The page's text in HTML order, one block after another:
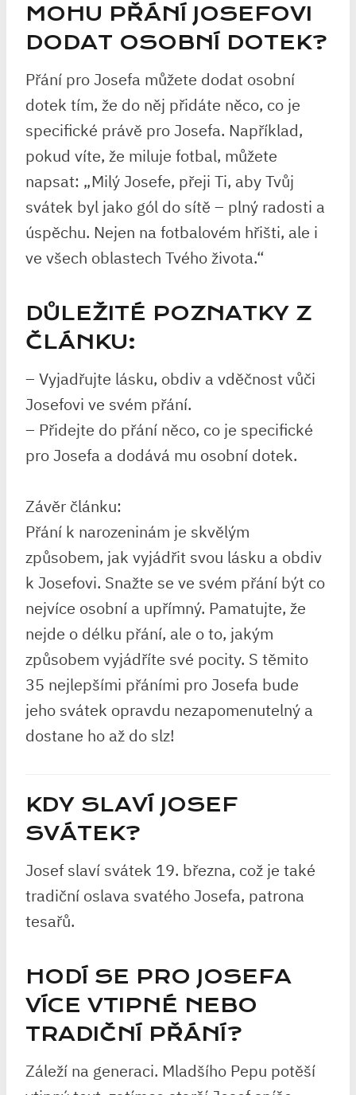
MOHU PŘÁNÍ JOSEFOVI
DODAT OSOBNÍ DOTEK?
Přání pro Josefa můžete dodat osobní
dotek tím, že do něj přidáte něco, co je
specifické právě pro Josefa. Například,
pokud víte, že miluje fotbal, můžete
napsat: „Milý Josefe, přeji Ti, aby Tvůj
svátek byl jako gól do sítě – plný radosti a
úspěchu. Nejen na fotbalovém hřišti, ale i
ve všech oblastech Tvého života.“
DŮLEŽITÉ POZNATKY Z
ČLÁNKU:
– Vyjadřujte lásku, obdiv a vděčnost vůči
Josefovi ve svém přání.
– Přidejte do přání něco, co je specifické
pro Josefa a dodává mu osobní dotek.
Závěr článku:
Přání k narozeninám je skvělým
způsobem, jak vyjádřit svou lásku a obdiv
k Josefovi. Snažte se ve svém přání být co
nejvíce osobní a upřímný. Pamatujte, že
nejde o délku přání, ale o to, jakým
způsobem vyjádříte své pocity. S těmito
35 nejlepšími přáními pro Josefa bude
jeho svátek opravdu nezapomenutelný a
dostane ho až do slz!
KDY SLAVÍ JOSEF
SVÁTEK?
Josef slaví svátek 19. března, což je také
tradiční oslava svatého Josefa, patrona
tesařů.
HODÍ SE PRO JOSEFA
VÍCE VTIPNÉ NEBO
TRADIČNÍ PŘÁNÍ?
Záleží na generaci. Mladšího Pepu potěší